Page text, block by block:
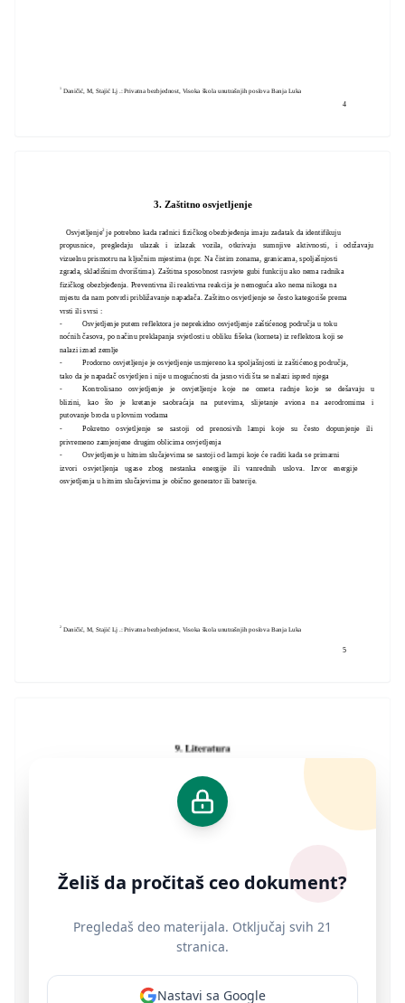
4
1 Daničić, M, Stajić Lj .: Privatna bezbjednost, Visoka škola unutrašnjih poslova Banja Luka
5
3. Zaštitno osvjetljenje
Osvjetljenje2je potrebno kada radnici fizičkog obezbjeđenja imaju zadatak da identifikuju
propusnice, pregledaju ulazak i izlazak vozila, otkrivaju sumnjive aktivnosti, i održavaju
vizuelnu prismotru na ključnim mjestima (npr. Na čistim zonama, granicama, spoljašnjosti
zgrada, skladišnim dvorištima). Zaštitna sposobnost rasvjete gubi funkciju ako nema radnika
fizičkog obezbjeđenja. Preventivna ili reaktivna reakcija je nemoguća ako nema nikoga na
mjestu da nam potvrdi približavanje napadača. Zaštitno osvjetljenje se često kategoriše prema
vrsti ili svrsi :
-
Osvjetljenje putem reflektora je neprekidno osvjetljenje zaštićenog područja u toku
noćnih časova, po načinu preklapanja svjetlosti u obliku fišeka (korneta) iz reflektora koji se
nalazi iznad zemlje
-
Prodorno osvjetljenje je osvjetljenje usmjereno ka spoljašnjosti iz zaštićenog područja,
tako da je napadač osvjetljen i nije u mogućnosti da jasno vidi šta se nalazi ispred njega
-
Kontrolisano osvjetljenje je osvjetljenje koje ne ometa radnje koje se dešavaju u
blizini, kao što je kretanje saobraćaja na putevima, slijetanje aviona na aerodromima i
putovanje broda u plovnim vodama
-
Pokretno osvjetljenje se sastoji od prenosivih lampi koje su često dopunjenje ili
privremeno zamjenjene drugim oblicima osvjetljenja
-
Osvjetljenje u hitnim slučajevima se sastoji od lampi koje će raditi kada se primarni
izvori osvjetljenja ugase zbog nestanka energije ili vanrednih uslova. Izvor energije
osvjetljenja u hitnim slučajevima je obično generator ili baterije.
2 Daničić, M, Stajić Lj .: Privatna bezbjednost, Visoka škola unutrašnjih poslova Banja Luka
Želiš da pročitaš ceo dokument?
Pregledaš deo materijala. Otključaj svih 21
stranica.
Nastavi sa Google